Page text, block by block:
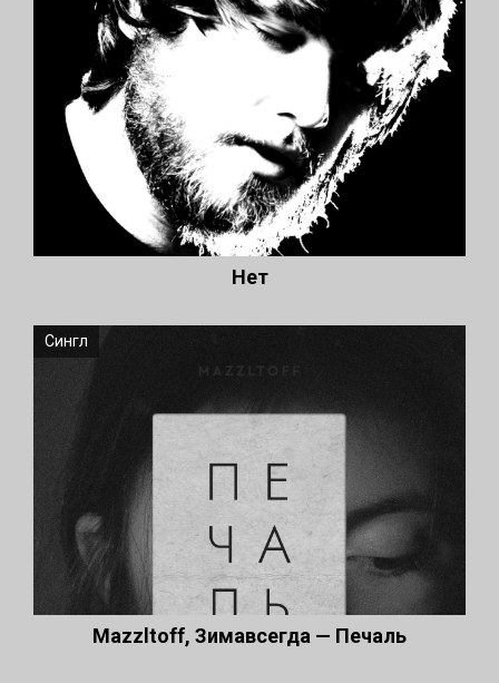
Нет
Сингл
Mazzltoff, Зимавсегда — Печаль